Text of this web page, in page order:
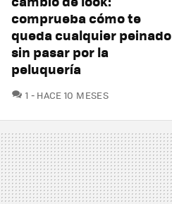
comprueba cómo te
queda cualquier peinado
sin pasar por la
peluquería
1 COMENTARIOS
HACE 10 MESES